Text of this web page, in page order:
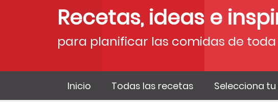
Recetas, ideas e
para planificar las comidas de
Inicio Todas las recetas Selecciona